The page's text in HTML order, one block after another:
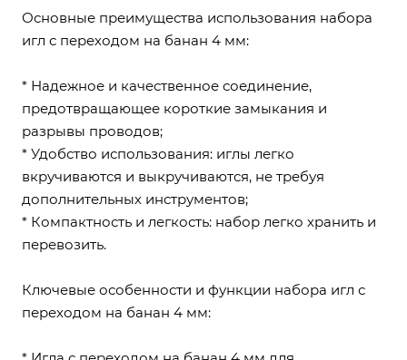
Основные преимущества использования набора
игл с переходом на банан 4 мм:
* Надежное и качественное соединение,
предотвращающее короткие замыкания и
разрывы проводов;
* Удобство использования: иглы легко
вкручиваются и выкручиваются, не требуя
дополнительных инструментов;
* Компактность и легкость: набор легко хранить и
перевозить.
Ключевые особенности и функции набора игл с
переходом на банан 4 мм: